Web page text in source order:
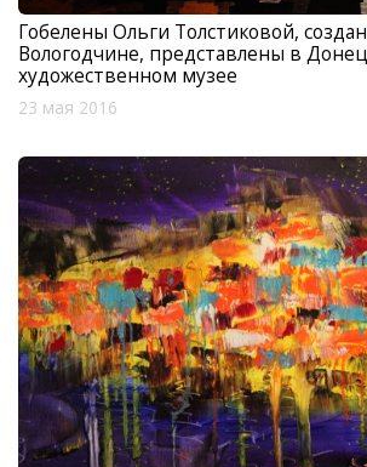
Гобелены Ольги Толстиковой,
Вологодчине, представлены в
художественном музее
23 мая 2016